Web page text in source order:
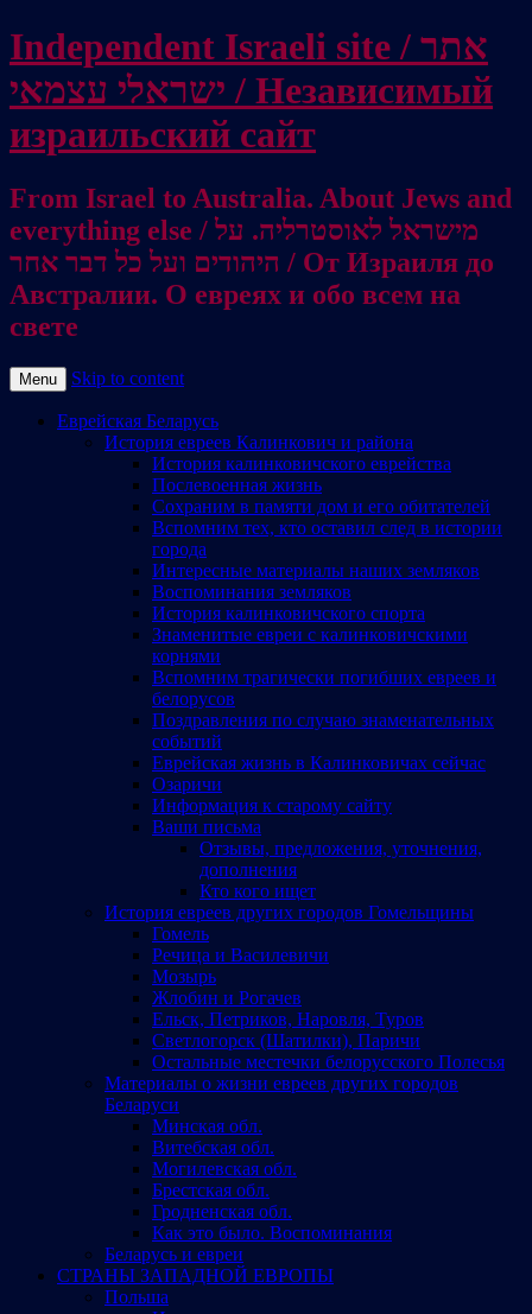
Independent Israeli site / אתר
ישראלי עצמאי / Независимый
израильский сайт
From Israel to Australia. About Jews and
everything else / מישראל לאוסטרליה. על
היהודים ועל כל דבר אחר / От Израиля до
Австралии. О евреях и обо всем на
свете
Menu Skip to content
Еврейская Беларусь
История евреев Калинкович и района
История калинковичского еврейства
Послевоенная жизнь
Сохраним в памяти дом и его обитателей
Вспомним тех, кто оставил след в истории
города
Интересные материалы наших земляков
Воспоминания земляков
История калинковичского спорта
Знаменитые евреи с калинковичскими
корнями
Вспомним трагически погибших евреев и
белорусов
Поздравления по случаю знаменательных
событий
Еврейская жизнь в Калинковичах сейчас
Озаричи
Информация к старому сайту
Ваши письма
Отзывы, предложения, уточнения,
дополнения
Кто кого ищет
История евреев других городов Гомельщины
Гомель
Речица и Василевичи
Мозырь
Жлобин и Рогачев
Ельск, Петриков, Наровля, Туров
Светлогорск (Шатилки), Паричи
Остальные местечки белорусского Полесья
Материалы о жизни евреев других городов
Беларуси
Минская обл.
Витебская обл.
Могилевская обл.
Брестская обл.
Гродненская обл.
Как это было. Воспоминания
Беларусь и евреи
СТРАНЫ ЗАПАДНОЙ ЕВРОПЫ
Польша